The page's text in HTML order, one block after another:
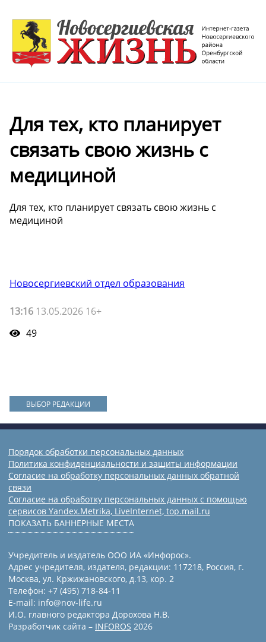
Для тех, кто планирует
связать свою жизнь с
медициной
Для тех, кто планирует связать свою жизнь с
медициной
Новосергиевский отдел образования
13:16 13.05.2026 16+
49
ВЫБОР РЕДАКЦИИ
Порядок обработки персональных данных
Политика конфиденциальности и защиты информации
Согласие на обработку персональных данных обратной
связи
Согласие на обработку персональных данных с помощью
сервисов Yandex.Metrika, LiveInternet, top.mail.ru
ПОКАЗАТЬ БАННЕРНЫЕ МЕСТА
Учредитель и издатель ООО ИА «Инфорос».
Адрес учредителя, издателя, редакции: 117218, Россия, г.
Москва, ул. Кржижановского, д.13, кор. 2
Телефон: +7 (495) 718-84-11
E-mail: info@nov-life.ru
И.О. главного редактора Дорохова Н.В.
Разработчик сайта – INFOROS 2026